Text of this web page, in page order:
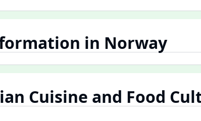
in Norway
Cuisine and Food